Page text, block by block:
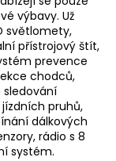
výbavy. Už
světlomety,
přístrojový štít,
prevence
chodců,
pruhů,
dálkových
rádio s 8
systém.